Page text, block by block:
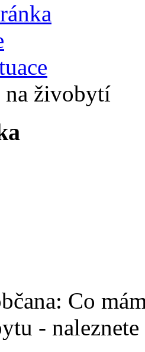
na živobytí
Co
- naleznete